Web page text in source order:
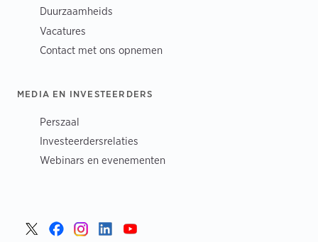
Duurzaamheids
Vacatures
Contact met ons opnemen
MEDIA EN INVESTEERDERS
Perszaal
Investeerdersrelaties
Webinars en evenementen